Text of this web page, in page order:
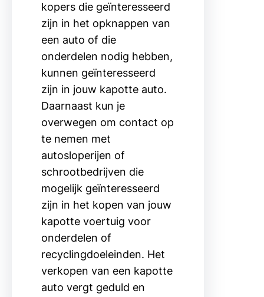
kopers die geïnteresseerd
zijn in het opknappen van
een auto of die
onderdelen nodig hebben,
kunnen geïnteresseerd
zijn in jouw kapotte auto.
Daarnaast kun je
overwegen om contact op
te nemen met
autosloperijen of
schrootbedrijven die
mogelijk geïnteresseerd
zijn in het kopen van jouw
kapotte voertuig voor
onderdelen of
recyclingdoeleinden. Het
verkopen van een kapotte
auto vergt geduld en